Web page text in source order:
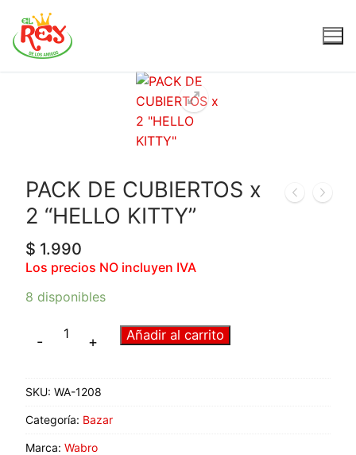
PACK DE CUBIERTOS x
2 “HELLO KITTY”
$ 1.990
Los precios NO incluyen IVA
8 disponibles
- + Añadir al carrito
SKU: WA-1208
Categoría: Bazar
Marca: Wabro